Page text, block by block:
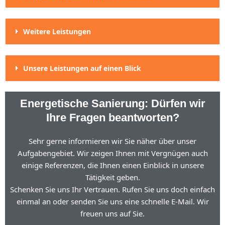
Weitere Leistungen
Unsere Leistungen auf einen Blick
Energetische Sanierung: Dürfen wir
Ihre Fragen beantworten?
Sehr gerne informieren wir Sie näher über unser
Aufgabengebiet. Wir zeigen Ihnen mit Vergnügen auch
einige Referenzen, die Ihnen einen Einblick in unsere
Tätigkeit geben.
Schenken Sie uns Ihr Vertrauen. Rufen Sie uns doch einfach
einmal an oder senden Sie uns eine schnelle E-Mail. Wir
freuen uns auf Sie.